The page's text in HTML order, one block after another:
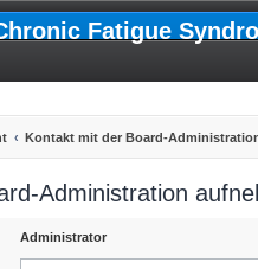
Fatigue
Kontakt mit der Board-
Administration
Administrator